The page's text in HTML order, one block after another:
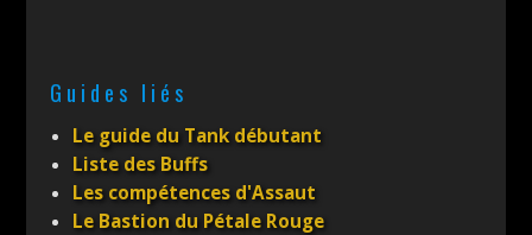
Guides liés
Le guide du Tank débutant
Liste des Buffs
Les compétences d'Assaut
Le Bastion du Pétale Rouge